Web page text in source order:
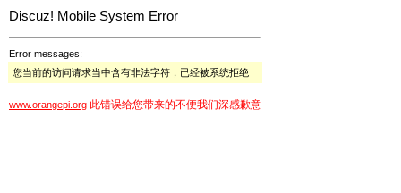
Discuz! Mobile System Error
Error messages:
您当前的访问请求当中含有非法字符，已经被系统拒绝
www.orangepi.org 此错误给您带来的不便我们深感歉意